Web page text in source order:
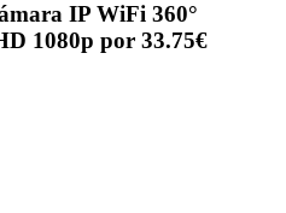
IP WiFi 360°
1080p por 33.75€